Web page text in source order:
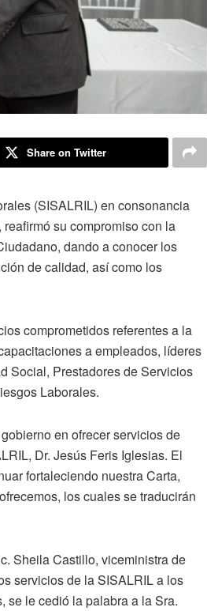
Share on Twitter
(SISALRIL) en consonancia
su compromiso con la
dando a conocer los
de calidad, así como los
comprometidos referentes a la
a empleados, líderes
Social, Prestadores de Servicios
Laborales.
en ofrecer servicios de
Dr. Jesús Feris Iglesias. El
fortaleciendo nuestra Carta,
los cuales se traducirán
Sheila Castillo, viceministra de
servicios de la SISALRIL a los
se le cedió la palabra a la Sra.